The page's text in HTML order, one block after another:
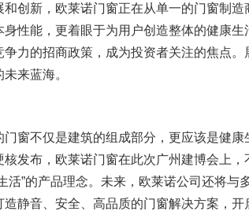
和创新，欧莱诺门窗正在从单一的门窗制
身性能，更着眼于为用户创造整体的健康
争力的招商政策，成为投资者关注的焦点
来蓝海。
窗不仅是建筑的组成部分，更应该是健
核发布，欧莱诺门窗在此次广州建博会上
活”的产品理念。未来，欧莱诺公司还将
造静音、安全、高品质的门窗解决方案，开